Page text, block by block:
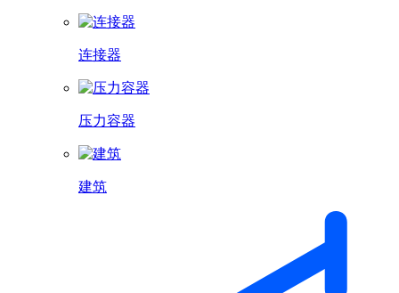
连接器
压力容器
建筑